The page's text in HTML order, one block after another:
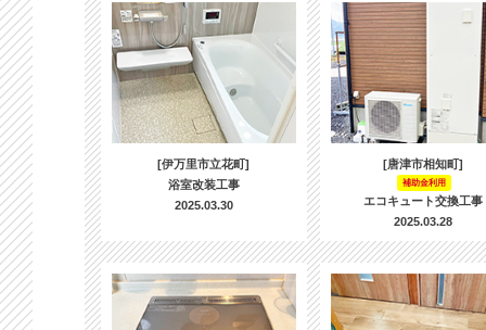
[伊万里市立花町]
浴室改装工事
2025.03.30
[唐津市相知町]
補助金利用
エコキュート交換工事
2025.03.28